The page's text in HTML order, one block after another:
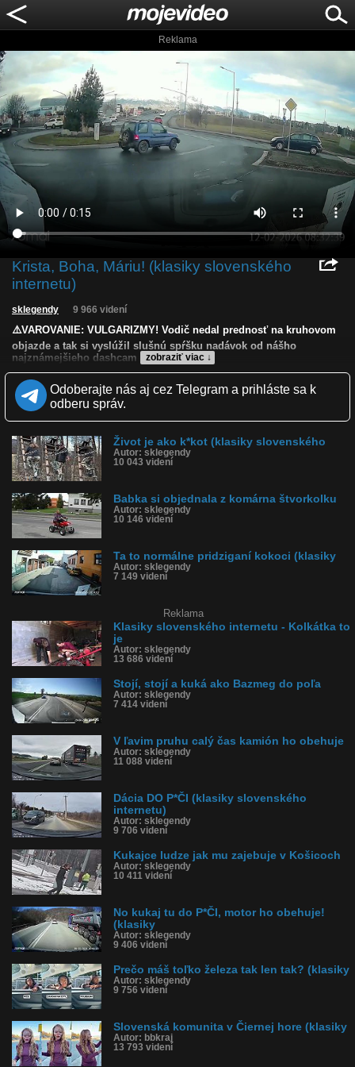
Reklama
Krista, Boha, Máriu! (klasiky slovenského
internetu)
zobraziť viac ↓
sklegendy 9 966 videní
⚠️VAROVANIE: VULGARIZMY! Vodič nedal prednosť na kruhovom
objazde a tak si vyslúžil slušnú spŕšku nadávok od nášho
najznámejšieho dashcam influencera.
Kvalita: HD NQ
LQ
Zverejnené: 15.2.2026 19:25
Krajina: Slovensko 🇸🇰
Páči sa: 15% (41 hlasov)
Obľúbené: 1
Komentárov: 55
Dľžka: 0:15
Kategória: auto-moto
dashcam, klasiky slovenského internetu, sk legendy, legendy
slovenského internetu, sklegendy, kde kukáš ty kokot, slovensko
História sledovanosti videa:
Odoberajte nás aj cez Telegram a prihláste sa k
odberu správ.
Život je ako k*kot (klasiky slovenského
Autor: sklegendy
10 043 videní
Babka si objednala z komárna štvorkolku
Autor: sklegendy
10 146 videní
Ta to normálne pridziganí kokoci (klasiky
Autor: sklegendy
7 149 videní
Reklama
Klasiky slovenského internetu - Kolkátka to
je
Autor: sklegendy
13 686 videní
Stojí, stojí a kuká ako Bazmeg do poľa
Autor: sklegendy
7 414 videní
V ľavim pruhu calý čas kamión ho obehuje
Autor: sklegendy
11 088 videní
Dácia DO P*ČI (klasiky slovenského
internetu)
Autor: sklegendy
9 706 videní
Kukajce ludze jak mu zajebuje v Košicoch
Autor: sklegendy
10 411 videní
No kukaj tu do P*ČI, motor ho obehuje!
(klasiky
Autor: sklegendy
9 406 videní
Prečo máš toľko železa tak len tak? (klasiky
Autor: sklegendy
9 756 videní
Slovenská komunita v Čiernej hore (klasiky
Autor: bbkraj
13 793 videní